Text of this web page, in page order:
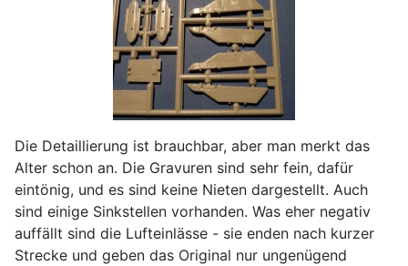
Die Detaillierung ist brauchbar, aber man merkt das
Alter schon an. Die Gravuren sind sehr fein, dafür
eintönig, und es sind keine Nieten dargestellt. Auch
sind einige Sinkstellen vorhanden. Was eher negativ
auffällt sind die Lufteinlässe - sie enden nach kurzer
Strecke und geben das Original nur ungenügend